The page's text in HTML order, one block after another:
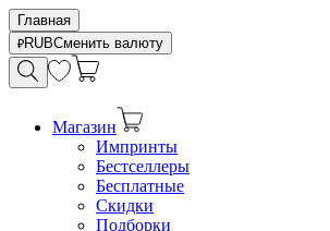
Главная
RUBСменить валюту
Магазин
Импринты
Бестселлеры
Бесплатные
Скидки
Подборки